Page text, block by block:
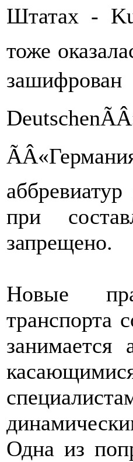
Штатах -
тоже
при
запрещено.
Новые
транспорта
занимается
Одна из